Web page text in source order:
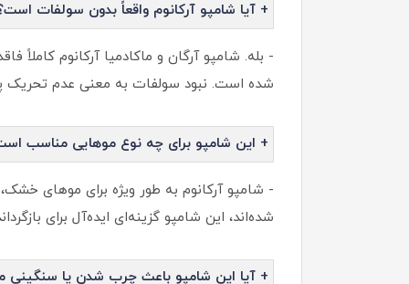
+ آیا شامپو آرکانوم واقعاً بدون سولفات
شده است. نبود سولفات به معنی عدم
+ این شامپو برای چه نوع موهایی مناسب
- شامپو آرکانوم به طور ویژه برای موهای
شده‌اند، این شامپو گزینه‌ای ایده‌آل برای
+ آیا این شامپو باعث چرب شدن یا سنگینی